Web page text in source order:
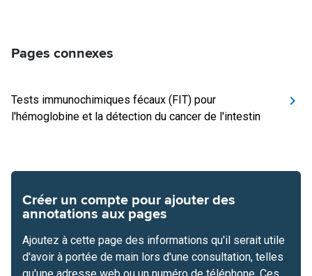
Pages connexes
Tests immunochimiques fécaux (FIT) pour
l'hémoglobine et la détection du cancer de l'intestin
Créer un compte pour ajouter des
annotations aux pages
Ajoutez à cette page des informations qu'il serait utile
d'avoir à portée de main lors d'une consultation, telles